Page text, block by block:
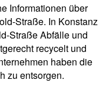
Informationen über
Straße. In Konstanz
Straße Abfälle und
recycelt und
haben die
zu entsorgen.